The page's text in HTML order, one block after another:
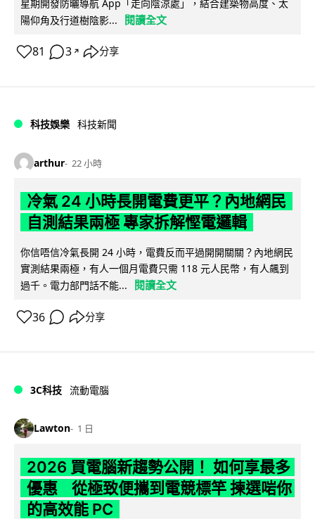
星期開發防曬導航 App「走向陰涼處」，結合建築物高度、太
陽仰角及行道樹陰影...
閱讀全文
81 3 ↗ 分享
科技娛樂 科技新聞
arthur 22 小時
冷氣 24 小時長開電費更平？內地網民
自測結果兩極 專家拆解慳電邏輯
你信唔信冷氣長開 24 小時，電費反而平過開開關關？內地網民
實測結果兩極，有人一個月電費只需 118 元人民幣，有人飆到
過千。電力部門話不能...
閱讀全文
36 分享
3C科技 流動電腦
Lawton 1 日
2026 買電腦新趨勢公開！ 如何享最多
優惠 從極致便攜到電競標竿 揀選啱你
的高效能 PC